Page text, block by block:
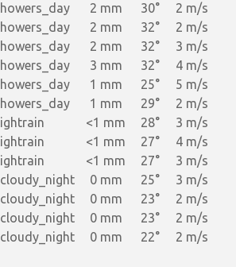
2 mm 30°
2 m/s
2 mm 32°
2 m/s
2 mm 32°
3 m/s
3 mm 32°
4 m/s
1 mm 25°
5 m/s
1 mm 29°
2 m/s
<1 mm 28°
3 m/s
<1 mm 27°
4 m/s
<1 mm 27°
3 m/s
0 mm 25°
3 m/s
0 mm 23°
2 m/s
0 mm 23°
2 m/s
0 mm 22° 2 m/s